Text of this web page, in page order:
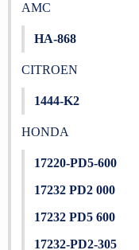
AMC
HA-868
CITROEN
1444-K2
HONDA
17220-PD5-600
17232 PD2 000
17232 PD5 600
17232-PD2-305